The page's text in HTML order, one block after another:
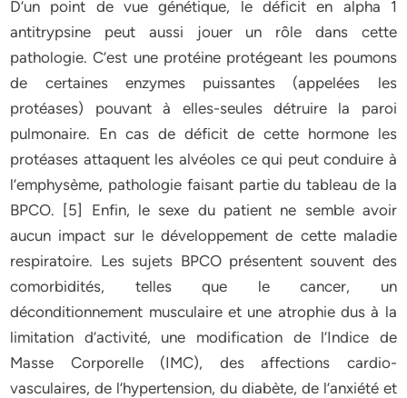
D’un point de vue génétique, le déficit en alpha 1
antitrypsine peut aussi jouer un rôle dans cette
pathologie. C’est une protéine protégeant les poumons
de certaines enzymes puissantes (appelées les
protéases) pouvant à elles-seules détruire la paroi
pulmonaire. En cas de déficit de cette hormone les
protéases attaquent les alvéoles ce qui peut conduire à
l’emphysème, pathologie faisant partie du tableau de la
BPCO. [5] Enfin, le sexe du patient ne semble avoir
aucun impact sur le développement de cette maladie
respiratoire. Les sujets BPCO présentent souvent des
comorbidités, telles que le cancer, un
déconditionnement musculaire et une atrophie dus à la
limitation d’activité, une modification de l’Indice de
Masse Corporelle (IMC), des affections cardio-
vasculaires, de l’hypertension, du diabète, de l’anxiété et